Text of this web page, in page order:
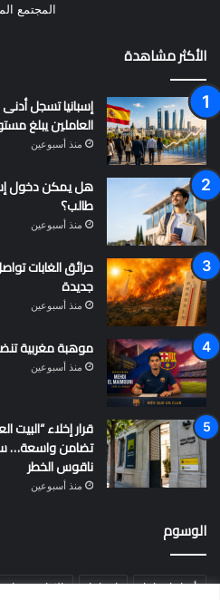
المجتمع
الأكثر مشاهدة
العاملين يبلغ
منذ أسبوعين
هل يمكن دخول
طالب؟
منذ أسبوعين
حرائق الغابات
جديدة
منذ أسبوعين
موهبة مغربية
منذ أسبوعين
قرار إخلاء
تضامن واسعة…
ناقوس الخطر
منذ أسبوعين
الوسوم
أخبار إسبانيا إسبانيا الإقامة في